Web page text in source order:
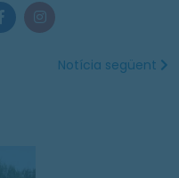
Notícia següent